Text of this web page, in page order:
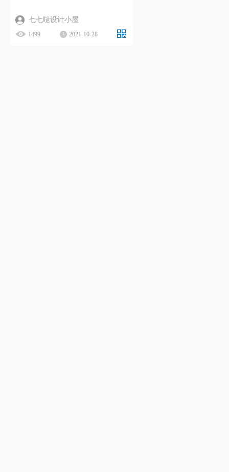
七七哒设计小屋
1499 2021-10-28